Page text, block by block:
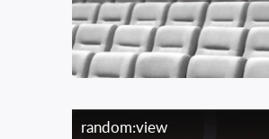
random:view